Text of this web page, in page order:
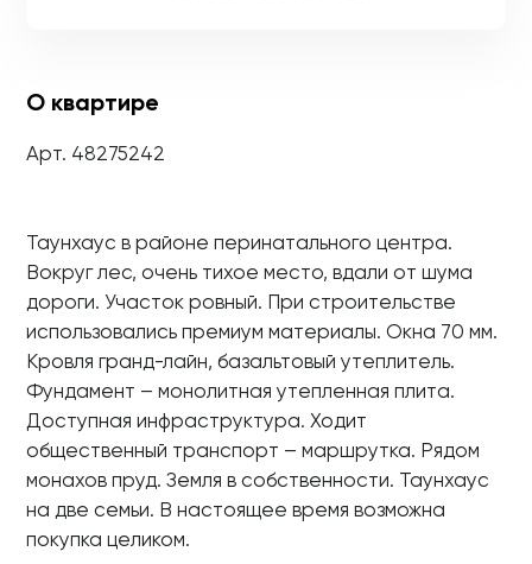
О квартире
Арт. 48275242
Таунхаус в районе перинатального центра.
Вокруг лес, очень тихое место, вдали от шума
дороги. Участок ровный. При строительстве
использовались премиум материалы. Окна 70 мм.
Кровля гранд-лайн, базальтовый утеплитель.
Фундамент – монолитная утепленная плита.
Доступная инфраструктура. Ходит
общественный транспорт – маршрутка. Рядом
монахов пруд. Земля в собственности. Таунхаус
на две семьи. В настоящее время возможна
покупка целиком.